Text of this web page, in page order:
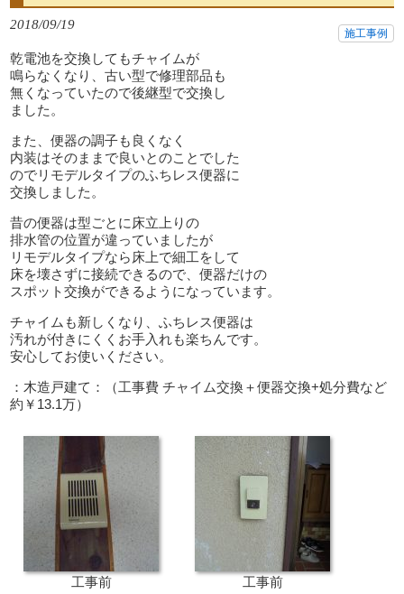
2018/09/19
施工事例
乾電池を交換してもチャイムが
鳴らなくなり、古い型で修理部品も
無くなっていたので後継型で交換し
ました。
また、便器の調子も良くなく
内装はそのままで良いとのことでした
のでリモデルタイプのふちレス便器に
交換しました。
昔の便器は型ごとに床立上りの
排水管の位置が違っていましたが
リモデルタイプなら床上で細工をして
床を壊さずに接続できるので、便器だけの
スポット交換ができるようになっています。
チャイムも新しくなり、ふちレス便器は
汚れが付きにくくお手入れも楽ちんです。
安心してお使いください。
：木造戸建て：（工事費 チャイム交換＋便器交換+処分費など
約￥13.1万）
工事前 工事前